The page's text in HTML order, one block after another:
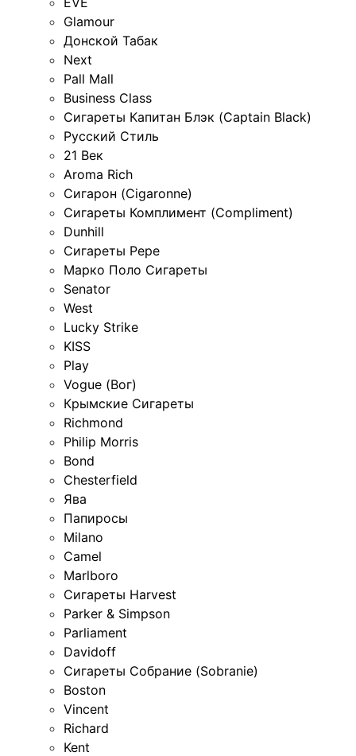
Glamour
Донской Табак
Next
Pall Mall
Business Class
Сигареты Капитан Блэк (Captain Black)
Русский Стиль
21 Век
Aroma Rich
Сигарон (Cigaronne)
Сигареты Комплимент (Compliment)
Dunhill
Сигареты Pepe
Марко Поло Сигареты
Senator
West
Lucky Strike
KISS
Play
Vogue (Вог)
Крымские Сигареты
Richmond
Philip Morris
Bond
Chesterfield
Ява
Папиросы
Milano
Camel
Marlboro
Сигареты Harvest
Parker & Simpson
Parliament
Davidoff
Сигареты Собрание (Sobranie)
Boston
Vincent
Richard
Kent